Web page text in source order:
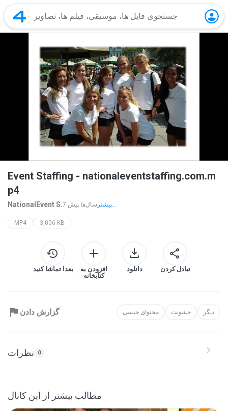
Event Staffing - nationaleventstaffing.com.m
p4
NationalEvent S. 7 سال‌ها پیش بیشتر...
MP4 3,006 KB
بعدا تماشا کنید
افزودن به
کتابخانه
دانلود تبادل کردن
گزارش دادن محتوای جنسی خشونت دیگر
نظرات 0
مطالب بیشتر از این کانال